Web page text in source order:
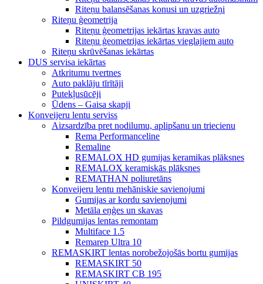
Riteņu balansēšanas konusi un uzgriežņi
Riteņu ģeometrija
Riteņu ģeometrijas iekārtas kravas auto
Riteņu ģeometrijas iekārtas vieglajiem auto
Riteņu skrūvēšanas iekārtas
DUS servisa iekārtas
Atkritumu tvertnes
Auto paklāju tīrītāji
Putekļusūcēji
Ūdens – Gaisa skapji
Konveijeru lentu serviss
Aizsardzība pret nodilumu, aplipšanu un triecienu
Rema Performanceline
Remaline
REMALOX HD gumijas keramikas plāksnes
REMALOX keramiskās plāksnes
REMATHAN poliuretāns
Konveijeru lentu mehāniskie savienojumi
Gumijas ar kordu savienojumi
Metāla eņģes un skavas
Pildgumijas lentas remontam
Multiface 1.5
Remarep Ultra 10
REMASKIRT lentas norobežojošās bortu gumijas
REMASKIRT 50
REMASKIRT CB 195